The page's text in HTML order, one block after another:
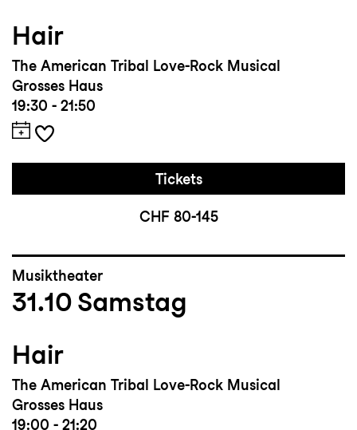
Hair
The American Tribal Love-Rock Musical
Grosses Haus
19:30 - 21:50
Tickets
CHF 80-145
Musiktheater
31.10 Samstag
Hair
The American Tribal Love-Rock Musical
Grosses Haus
19:00 - 21:20